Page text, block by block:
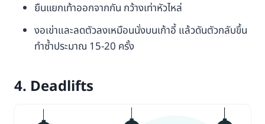
ยืนแยกเท้าออกจากกัน กว้างเท่าหัวไหล่
งอเข่าและลดตัวลงเหมือนนั่งบนเก้าอี้ แล้วดันตัวกลับขึ้น
ทำซ้ำประมาณ 15-20 ครั้ง
4. Deadlifts